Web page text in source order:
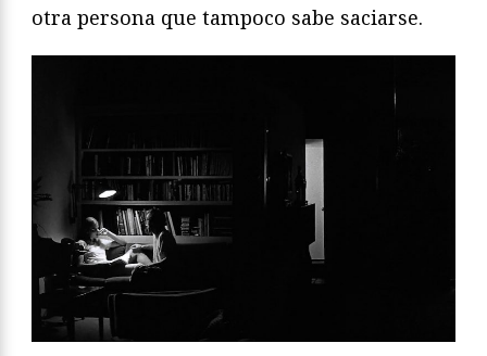
otra persona que tampoco sabe saciarse.